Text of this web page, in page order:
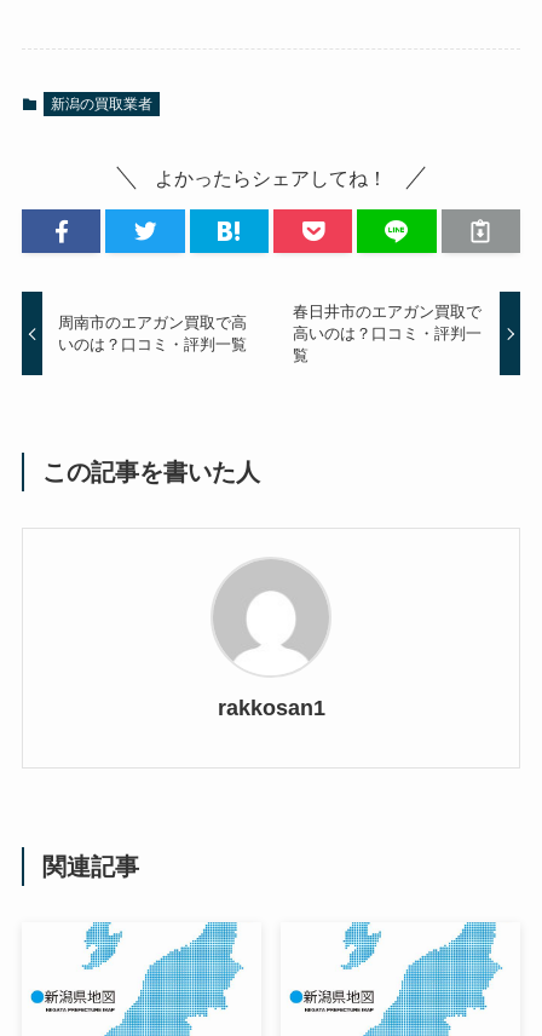
新潟の買取業者
よかったらシェアしてね！
周南市のエアガン買取で高
いのは？口コミ・評判一覧
春日井市のエアガン買取で
高いのは？口コミ・評判一
覧
この記事を書いた人
rakkosan1
関連記事